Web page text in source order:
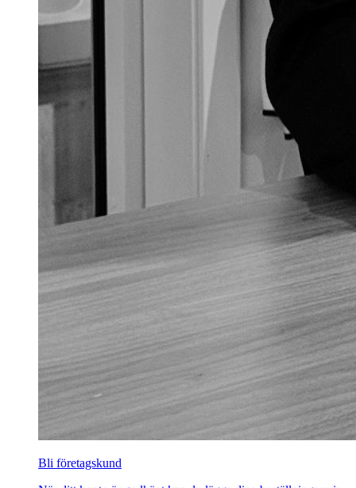
Bli företagskund